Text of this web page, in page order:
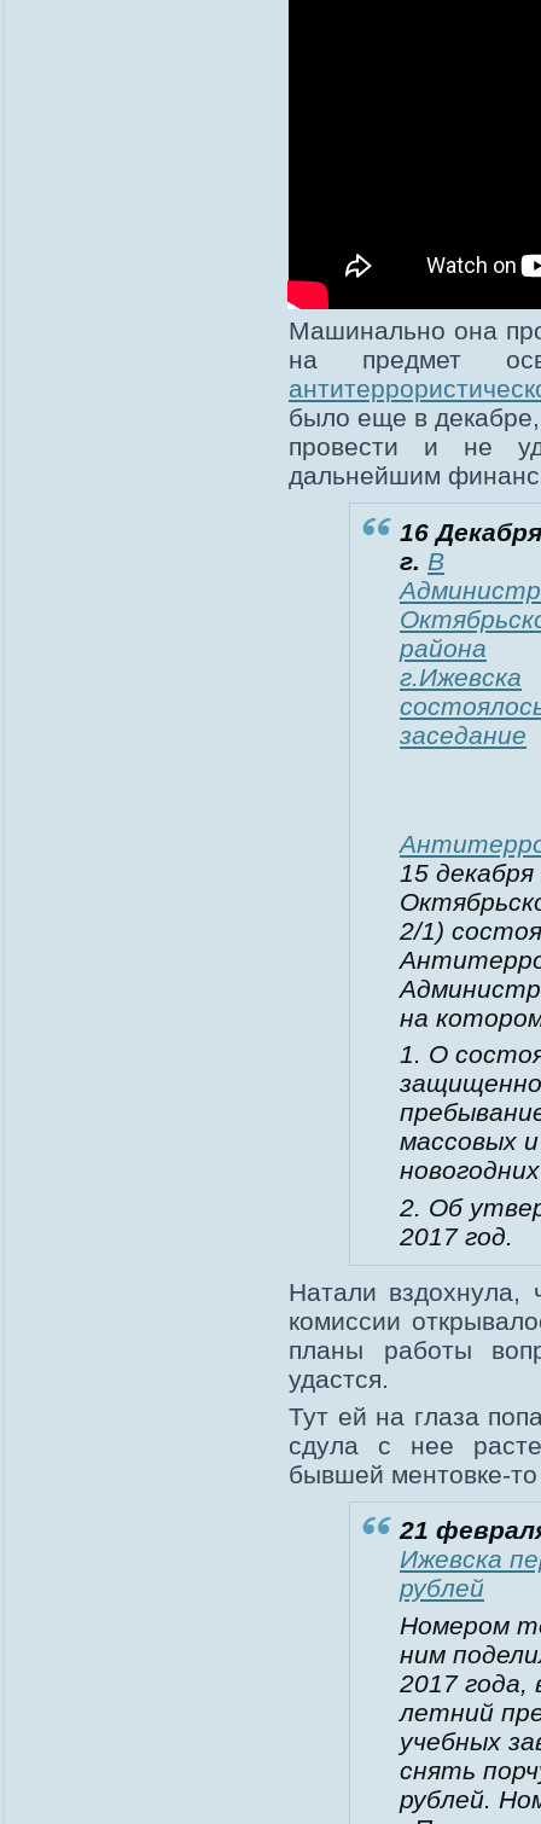
Машинально она
на предмет
было еще в
провести и не
дальнейшим
16
г. В
района
г.Ижевска
заседание
15
2/1)
на
1. О
массовых
2. Об
2017 год.
Натали
комиссии
планы работы
удастся.
Тут ей на глаза
сдула с нее
бывшей ментовке-
21
Ижевска
рублей
Номером
ним
2017 года,
летний
учебных
снять
рублей.